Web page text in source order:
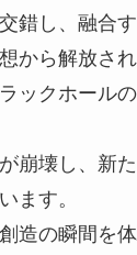
錯し、融合
から解放され
ックホール
崩壊し、新
ます。
造の瞬間を